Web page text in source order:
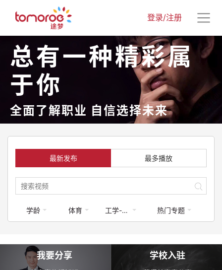
登录/注册
总有一种精彩属
于你
全面了解职业 自信选择未来
最新发布 最多播放
学龄 体育 工学-航空航天 热门专题
我要分享 学校入驻